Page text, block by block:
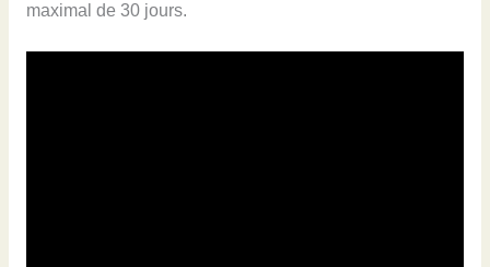
maximal de 30 jours.